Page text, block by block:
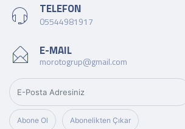
TELEFON
05544981917
E-MAIL
morotogrup@gmail.com
Abone Ol Abonelikten Çıkar